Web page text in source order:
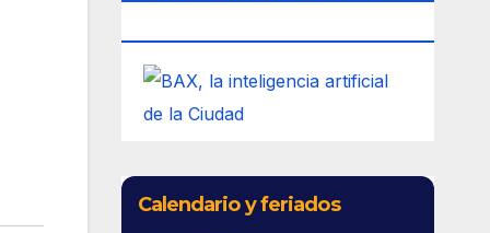
Calendario y feriados